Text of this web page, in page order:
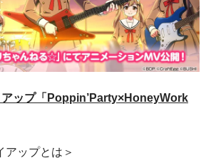
ップ「Poppin’Party×HoneyWork
アップとは＞